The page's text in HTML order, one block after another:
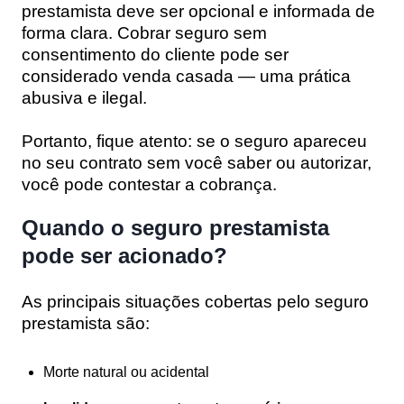
prestamista deve ser opcional e informada de
forma clara. Cobrar seguro sem
consentimento do cliente pode ser
considerado venda casada — uma prática
abusiva e ilegal.
Portanto, fique atento: se o seguro apareceu
no seu contrato sem você saber ou autorizar,
você pode contestar a cobrança.
Quando o seguro prestamista
pode ser acionado?
As principais situações cobertas pelo seguro
prestamista são:
Morte natural ou acidental